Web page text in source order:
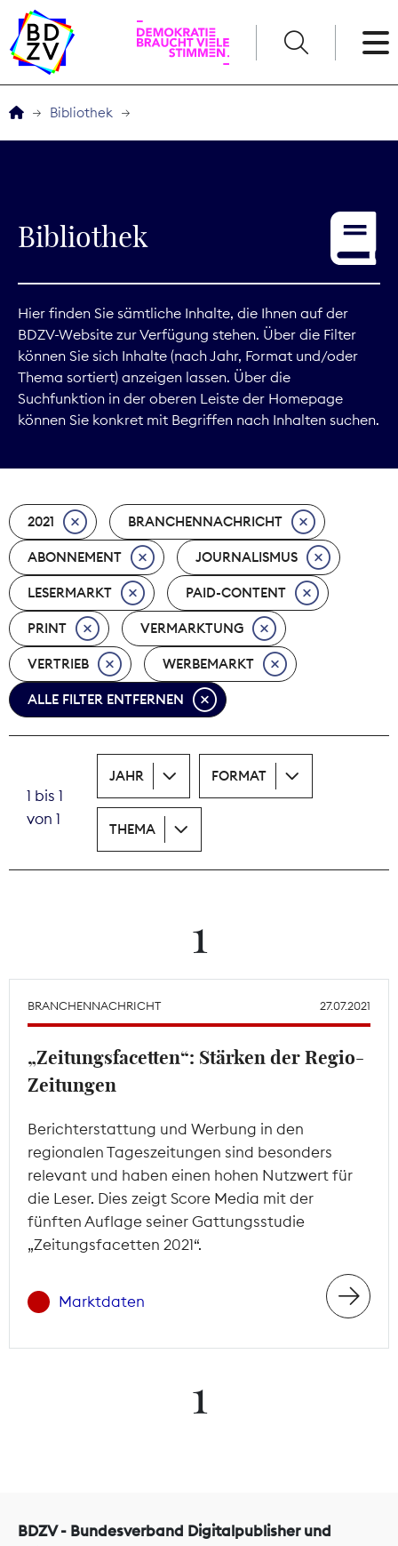
Service
Digitales
Kommunikation
Marktdaten
Nachhaltigkeit
Nachwuchs
Nova Award
Pressefreiheit
Print
Theodor-Wolff-Preis
Bibliothek
Bibliothek
Hier finden Sie sämtliche Inhalte, die Ihnen auf der
BDZV-Website zur Verfügung stehen. Über die Filter
können Sie sich Inhalte (nach Jahr, Format und/oder
Thema sortiert) anzeigen lassen. Über die
Suchfunktion in der oberen Leiste der Homepage
können Sie konkret mit Begriffen nach Inhalten suchen.
2021 BRANCHENNACHRICHT
ABONNEMENT JOURNALISMUS
LESERMARKT PAID-CONTENT
PRINT VERMARKTUNG
VERTRIEB WERBEMARKT
ALLE FILTER ENTFERNEN
1 bis 1
von 1
JAHR FORMAT
THEMA
1
BRANCHENNACHRICHT 27.07.2021
„Zeitungsfacetten“: Stärken der Regio-
Zeitungen
Berichterstattung und Werbung in den
regionalen Tageszeitungen sind besonders
relevant und haben einen hohen Nutzwert für
die Leser. Dies zeigt Score Media mit der
fünften Auflage seiner Gattungsstudie
„Zeitungsfacetten 2021“.
Marktdaten
1
BDZV - Bundesverband Digitalpublisher und